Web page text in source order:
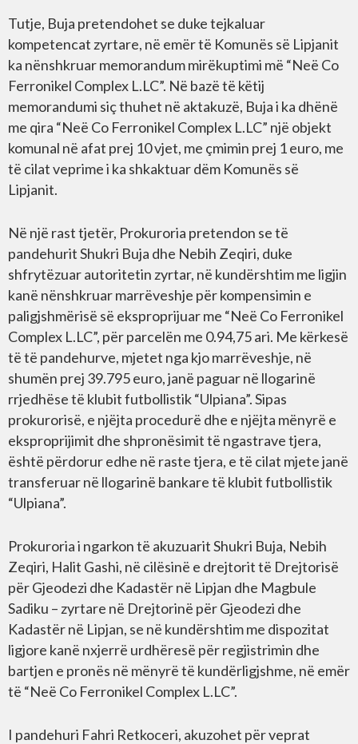
Tutje, Buja pretendohet se duke tejkaluar
kompetencat zyrtare, në emër të Komunës së Lipjanit
ka nënshkruar memorandum mirëkuptimi më “Neë Co
Ferronikel Complex L.LC”. Në bazë të këtij
memorandumi siç thuhet në aktakuzë, Buja i ka dhënë
me qira “Neë Co Ferronikel Complex L.LC” një objekt
komunal në afat prej 10 vjet, me çmimin prej 1 euro, me
të cilat veprime i ka shkaktuar dëm Komunës së
Lipjanit.
Në një rast tjetër, Prokuroria pretendon se të
pandehurit Shukri Buja dhe Nebih Zeqiri, duke
shfrytëzuar autoritetin zyrtar, në kundërshtim me ligjin
kanë nënshkruar marrëveshje për kompensimin e
paligjshmërisë së eksproprijuar me “Neë Co Ferronikel
Complex L.LC”, për parcelën me 0.94,75 ari. Me kërkesë
të të pandehurve, mjetet nga kjo marrëveshje, në
shumën prej 39.795 euro, janë paguar në llogarinë
rrjedhëse të klubit futbollistik “Ulpiana”. Sipas
prokurorisë, e njëjta procedurë dhe e njëjta mënyrë e
eksproprijimit dhe shpronësimit të ngastrave tjera,
është përdorur edhe në raste tjera, e të cilat mjete janë
transferuar në llogarinë bankare të klubit futbollistik
“Ulpiana”.
Prokuroria i ngarkon të akuzuarit Shukri Buja, Nebih
Zeqiri, Halit Gashi, në cilësinë e drejtorit të Drejtorisë
për Gjeodezi dhe Kadastër në Lipjan dhe Magbule
Sadiku – zyrtare në Drejtorinë për Gjeodezi dhe
Kadastër në Lipjan, se në kundërshtim me dispozitat
ligjore kanë nxjerrë urdhëresë për regjistrimin dhe
bartjen e pronës në mënyrë të kundërligjshme, në emër
të “Neë Co Ferronikel Complex L.LC”.
I pandehuri Fahri Retkoceri, akuzohet për veprat